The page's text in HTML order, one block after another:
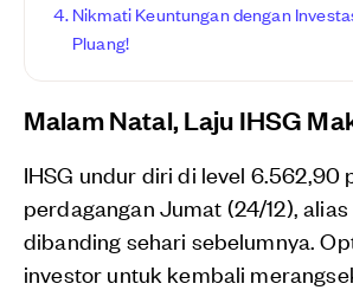
Nikmati Keuntungan dengan
Pluang!
Malam Natal, Laju IHSG
IHSG undur diri di level 6.562,90
perdagangan Jumat (24/12), alias
dibanding sehari sebelumnya.
investor untuk kembali